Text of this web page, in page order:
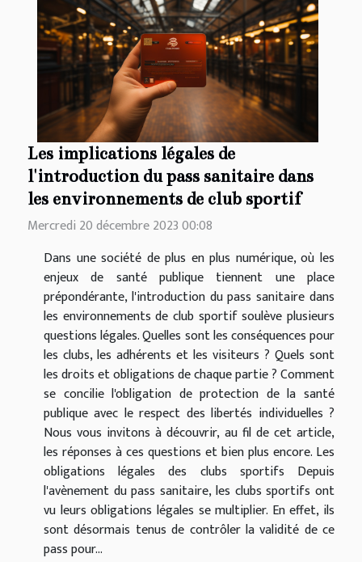
Les implications légales de
l'introduction du pass sanitaire dans
les environnements de club sportif
Mercredi 20 décembre 2023 00:08
Dans une société de plus en plus numérique, où les
enjeux de santé publique tiennent une place
prépondérante, l'introduction du pass sanitaire dans
les environnements de club sportif soulève plusieurs
questions légales. Quelles sont les conséquences pour
les clubs, les adhérents et les visiteurs ? Quels sont
les droits et obligations de chaque partie ? Comment
se concilie l'obligation de protection de la santé
publique avec le respect des libertés individuelles ?
Nous vous invitons à découvrir, au fil de cet article,
les réponses à ces questions et bien plus encore. Les
obligations légales des clubs sportifs Depuis
l'avènement du pass sanitaire, les clubs sportifs ont
vu leurs obligations légales se multiplier. En effet, ils
sont désormais tenus de contrôler la validité de ce
pass pour...